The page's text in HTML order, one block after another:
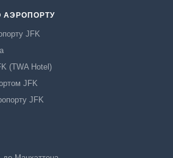
АЭРОПОРТУ
JFK
(TWA Hotel)
JFK
JFK